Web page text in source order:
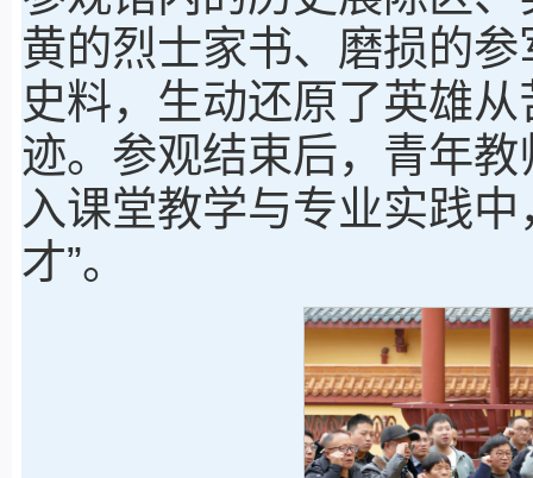
黄的烈士家书、磨损的
史料，生动还原了英雄
迹。参观结束后，青年
入课堂教学与专业实践
才”。